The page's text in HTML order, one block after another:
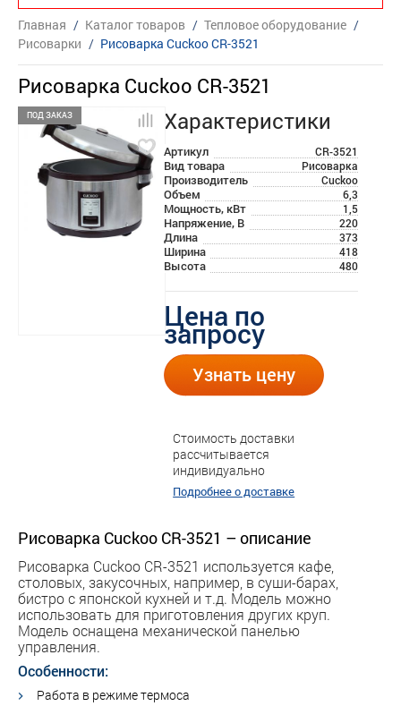
Главная / Каталог товаров / Тепловое оборудование /
Рисоварки / Рисоварка Cuckoo CR-3521
Рисоварка Cuckoo CR-3521
Характеристики
Артикул CR-3521
Вид товара Рисоварка
Производитель Cuckoo
Объем 6,3
Мощность, кВт 1,5
Напряжение, В 220
Длина 373
Ширина 418
Высота 480
ПОД ЗАКАЗ
Цена по
запросу
Узнать цену
Стоимость доставки
рассчитывается
индивидуально
Подробнее о доставке
Рисоварка Cuckoo CR-3521 – описание
Рисоварка Cuckoo CR-3521 ​используется кафе,
столовых, закусочных, например, в суши-барах,
бистро с японской кухней и т.д. Модель можно
использовать для приготовления других круп.
Модель оснащена механической панелью
управления.
Особенности:
Работа в режиме термоса